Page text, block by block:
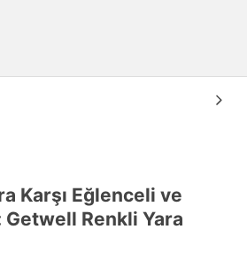
Karşı Eğlenceli ve
Renkli Yara